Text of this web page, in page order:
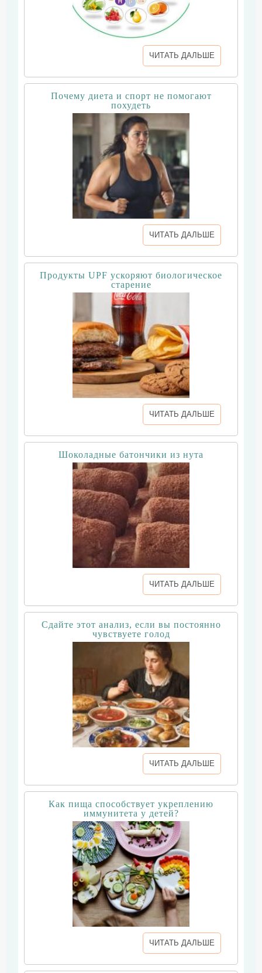
ЧИТАТЬ ДАЛЬШЕ
Почему диета и спорт не помогают
похудеть
ЧИТАТЬ ДАЛЬШЕ
Продукты UPF ускоряют биологическое
старение
ЧИТАТЬ ДАЛЬШЕ
Шоколадные батончики из нута
ЧИТАТЬ ДАЛЬШЕ
Сдайте этот анализ, если вы постоянно
чувствуете голод
ЧИТАТЬ ДАЛЬШЕ
Как пища способствует укреплению
иммунитета у детей?
ЧИТАТЬ ДАЛЬШЕ